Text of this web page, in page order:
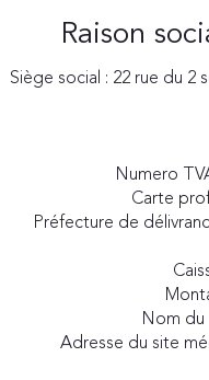
Raison
Siège social : 22 rue du 2
Numero
Carte
Préfecture de
Nom du
Adresse du site